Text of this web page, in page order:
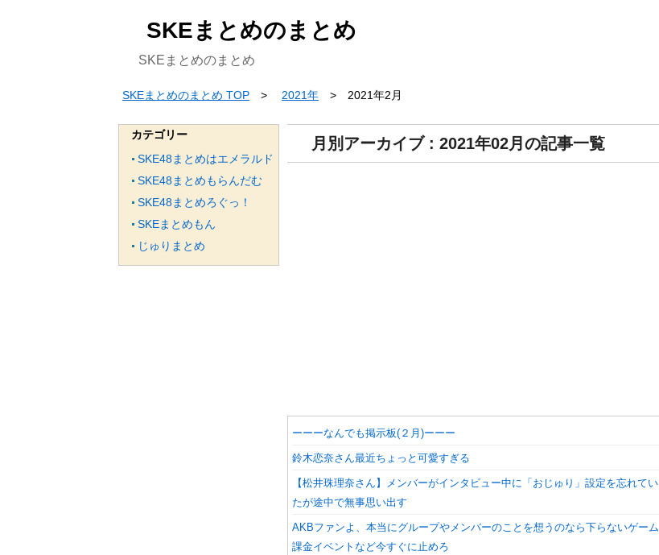
SKEまとめのまとめ
SKEまとめのまとめ
SKEまとめのまとめ TOP 2021年 2021年2月
カテゴリー
SKE48まとめはエメラルド
SKE48まとめもらんだむ
SKE48まとめろぐっ！
SKEまとめもん
じゅりまとめ
月別アーカイブ : 2021年02月の記事一覧
ーーーなんでも掲示板(２月)ーーー
鈴木恋奈さん最近ちょっと可愛すぎる
【松井珠理奈さん】メンバーがインタビュー中に「おじゅり」設定を忘れてい
たが途中で無事思い出す
AKBファンよ、本当にグループやメンバーのことを想うのなら下らないゲーム
課金イベントなど今すぐに止めろ